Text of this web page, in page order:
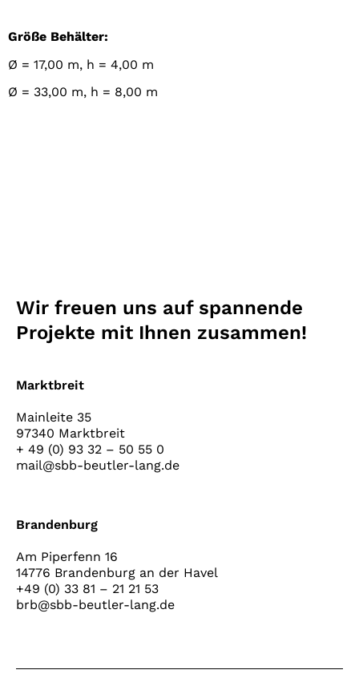
Größe Behälter:
Ø = 17,00 m, h = 4,00 m
Ø = 33,00 m, h = 8,00 m
Wir freuen uns auf spannende
Projekte mit Ihnen zusammen!
Marktbreit
Mainleite 35
97340 Marktbreit
+ 49 (0) 93 32 – 50 55 0
mail@sbb-beutler-lang.de
Brandenburg
Am Piperfenn 16
14776 Brandenburg an der Havel
+49 (0) 33 81 – 21 21 53
brb@sbb-beutler-lang.de